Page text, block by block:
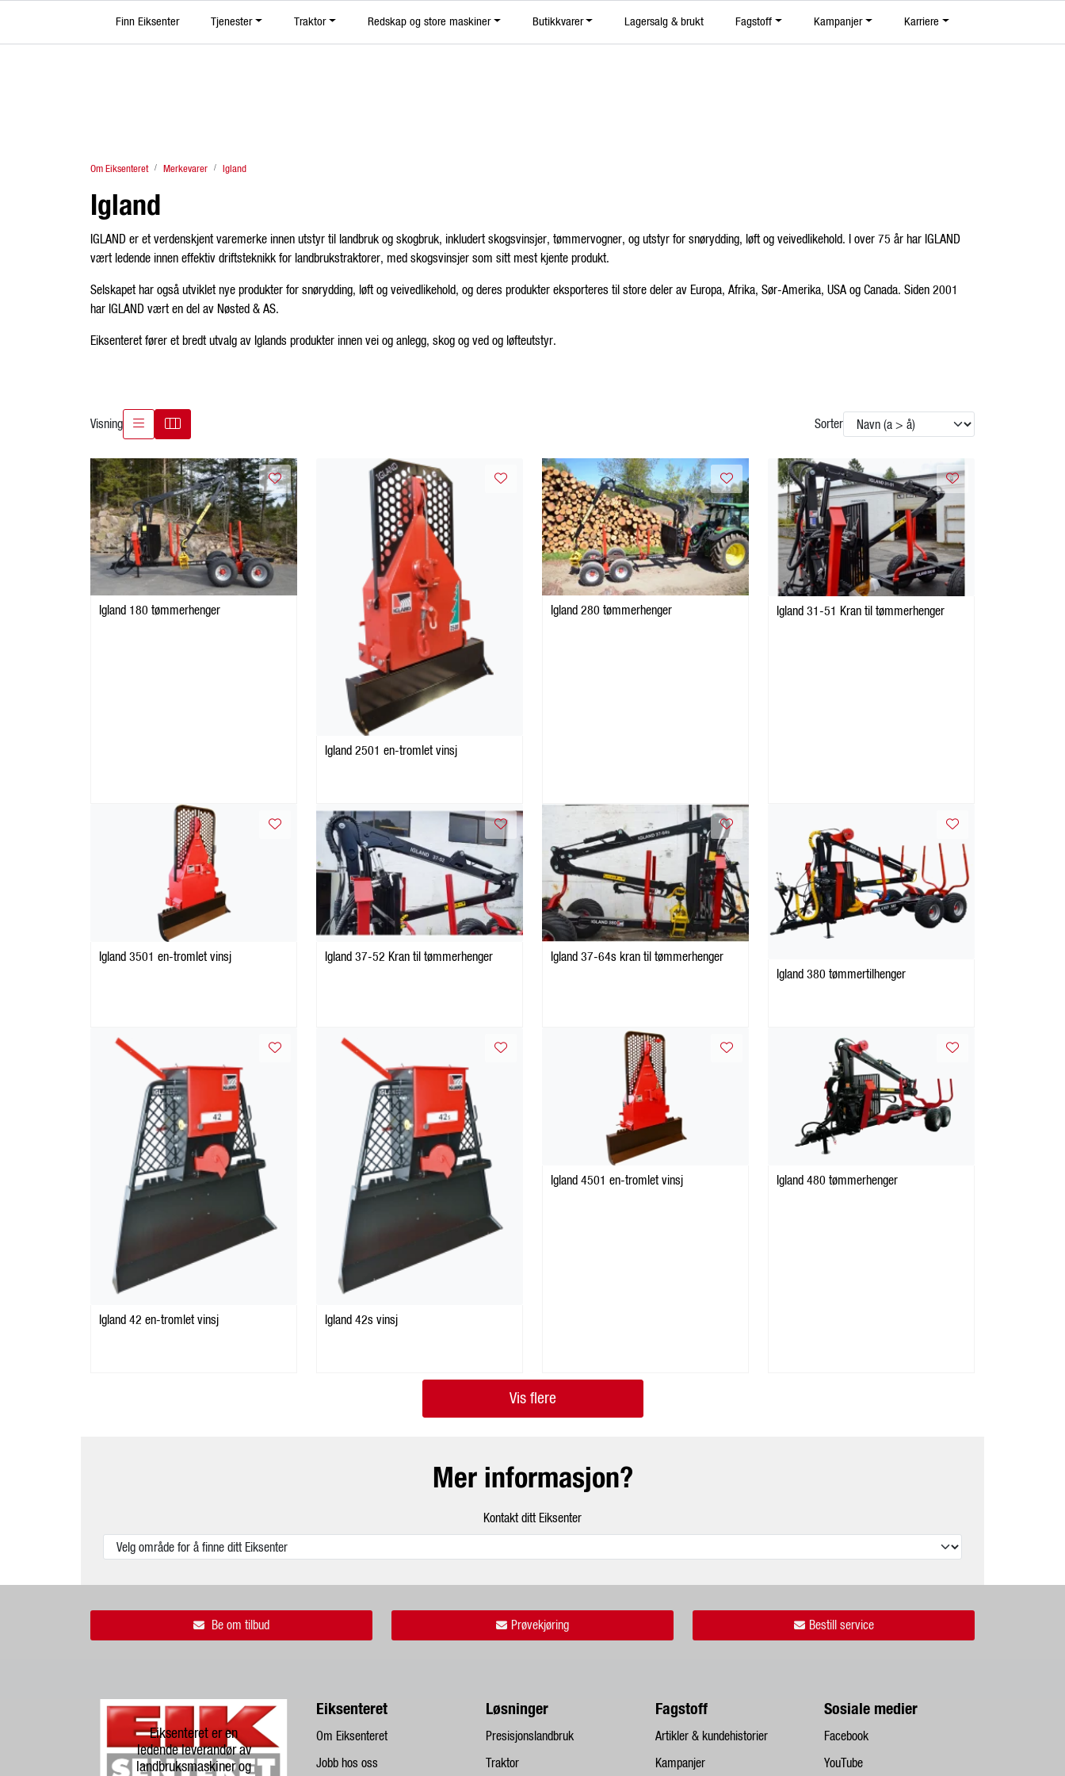
Facebook | YouTube | TikTok Instagram Nyhetsbrev Om Eiksenteret Favoritter Logg inn Finn forhandler
Finn Eiksenter Tjenester Traktor Redskap og store maskiner Butikkvarer Lagersalg & brukt Fagstoff Kampanjer Karriere
Om Eiksenteret Merkevarer Igland
Igland
IGLAND er et verdenskjent varemerke innen utstyr til landbruk og skogbruk, inkludert skogsvinsjer, tømmervogner, og utstyr for snørydding, løft og veivedlikehold. I over 75 år har IGLAND
vært ledende innen effektiv driftsteknikk for landbrukstraktorer, med skogsvinsjer som sitt mest kjente produkt.
Selskapet har også utviklet nye produkter for snørydding, løft og veivedlikehold, og deres produkter eksporteres til store deler av Europa, Afrika, Sør-Amerika, USA og Canada. Siden 2001
har IGLAND vært en del av Nøsted & AS.
Eiksenteret fører et bredt utvalg av Iglands produkter innen vei og anlegg, skog og ved og løfteutstyr.
Visning Sorter
Igland 180 tømmerhenger
Igland 2501 en-tromlet vinsj
Igland 280 tømmerhenger Igland 31-51 Kran til tømmerhenger
Igland 3501 en-tromlet vinsj Igland 37-52 Kran til tømmerhenger
Igland 37-64s kran til tømmerhenger
Igland 380 tømmertilhenger
Igland 42 en-tromlet vinsj Igland 42s vinsj
Igland 4501 en-tromlet vinsj Igland 480 tømmerhenger
Vis flere
Mer informasjon?
Kontakt ditt Eiksenter
Be om tilbud Prøvekjøring Bestill service
Eiksenteret
Om Eiksenteret
Jobb hos oss
Løsninger
Presisjonslandbruk
Traktor
Fagstoff
Artikler & kundehistorier
Kampanjer
Sosiale medier
Facebook
YouTube
Eiksenteret er en
ledende leverandør av
landbruksmaskiner og